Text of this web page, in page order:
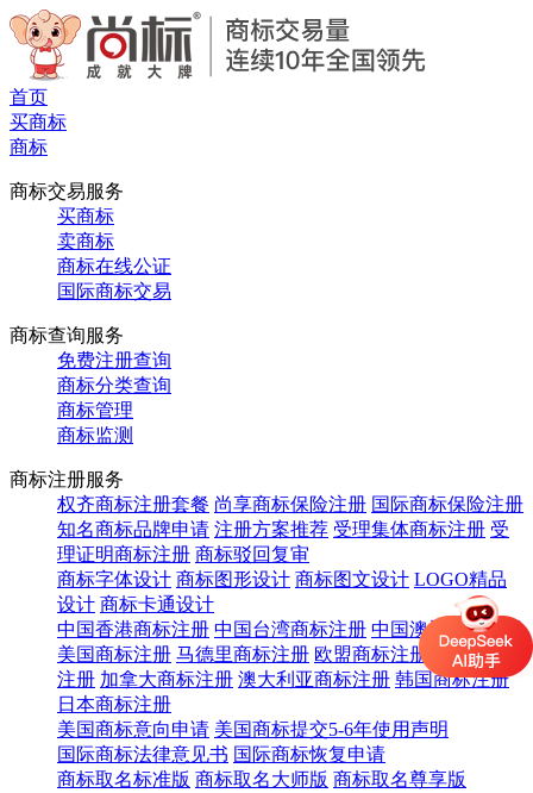
首页
买商标
商标
商标交易服务
买商标
卖商标
商标在线公证
国际商标交易
商标查询服务
免费注册查询
商标分类查询
商标管理
商标监测
商标注册服务
权齐商标注册套餐 尚享商标保险注册 国际商标保险注册
知名商标品牌申请 注册方案推荐 受理集体商标注册 受
理证明商标注册 商标驳回复审
商标字体设计 商标图形设计 商标图文设计 LOGO精品
设计 商标卡通设计
中国香港商标注册 中国台湾商标注册 中国澳门商标注册
美国商标注册 马德里商标注册 欧盟商标注册
英国商标
注册 加拿大商标注册 澳大利亚商标注册 韩国商标注册
日本商标注册
美国商标意向申请 美国商标提交5-6年使用声明
国际商标法律意见书 国际商标恢复申请
商标取名标准版 商标取名大师版 商标取名尊享版